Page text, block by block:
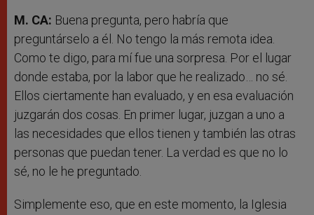
M. CA: Buena pregunta, pero habría que
preguntárselo a él. No tengo la más remota idea.
Como te digo, para mí fue una sorpresa. Por el lugar
donde estaba, por la labor que he realizado… no sé.
Ellos ciertamente han evaluado, y en esa evaluación
juzgarán dos cosas. En primer lugar, juzgan a uno a
las necesidades que ellos tienen y también las otras
personas que puedan tener. La verdad es que no lo
sé, no le he preguntado.
Simplemente eso, que en este momento, la Iglesia